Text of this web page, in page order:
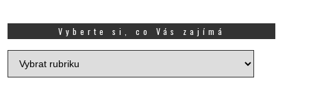
Vyberte si, co Vás zajímá
Vyberte
si,